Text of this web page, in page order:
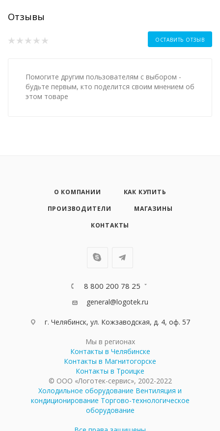
Отзывы
ОСТАВИТЬ ОТЗЫВ
Помогите другим пользователям с выбором -
будьте первым, кто поделится своим мнением об
этом товаре
О КОМПАНИИ
КАК КУПИТЬ
ПРОИЗВОДИТЕЛИ
МАГАЗИНЫ
КОНТАКТЫ
8 800 200 78 25
general@logotek.ru
г. Челябинск, ул. Кожзаводская, д. 4, оф. 57
Мы в регионах
Контакты в Челябинске
Контакты в Магнитогорске
Контакты в Троицке
© ООО «Логотек-сервис», 2002-2022
Холодильное оборудование Вентиляция и
кондиционирование Торгово-технологическое
оборудование